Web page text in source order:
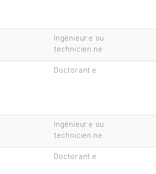
Ingénieur.e ou
technicien.ne
Doctorant.e
Ingénieur.e ou
technicien.ne
Doctorant.e